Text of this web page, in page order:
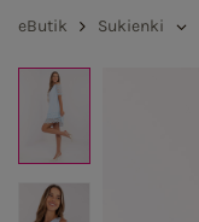
eButik Sukienki